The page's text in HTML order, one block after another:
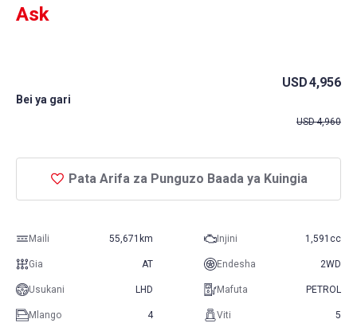
Ask
Bei ya gari
USD4,956
USD4,960
Pata Arifa za Punguzo Baada ya Kuingia
Maili 55,671km Injini 1,591cc
Gia AT Endesha 2WD
Usukani LHD Mafuta PETROL
Mlango 4 Viti 5